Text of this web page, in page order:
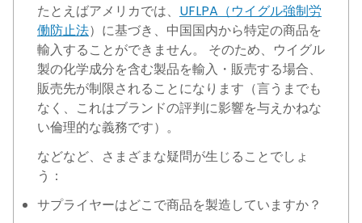
たとえばアメリカでは、 UFLPA（ウイグル強制労
働防止法）に基づき、中国国内から特定の商品を
輸入することができません。 そのため、ウイグル
製の化学成分を含む製品を輸入・販売する場合、
販売先が制限されることになります（言うまでも
なく、これはブランドの評判に影響を与えかねな
い倫理的な義務です）。
などなど、さまざまな疑問が生じることでしょ
う：
サプライヤーはどこで商品を製造していますか？